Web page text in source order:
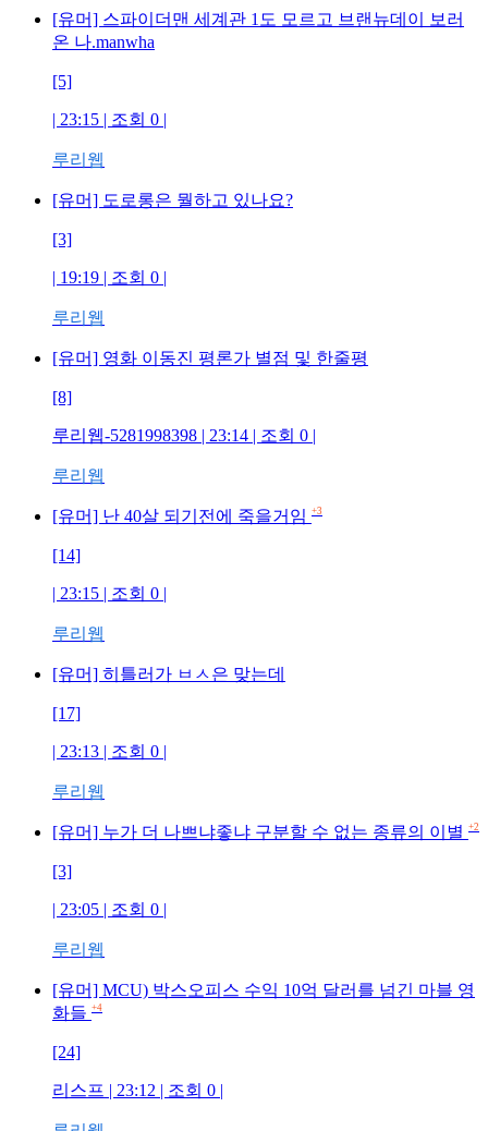
[유머] 스파이더맨 세계관 1도 모르고 브랜뉴데이 보러
온 나.manwha
[5]
| 23:15 | 조회 0 |
루리웹
[유머] 도로롱은 뭘하고 있나요?
[3]
| 19:19 | 조회 0 |
루리웹
[유머] 영화 이동진 평론가 별점 및 한줄평
[8]
루리웹-5281998398 | 23:14 | 조회 0 |
루리웹
[유머] 난 40살 되기전에 죽을거임 +3
[14]
| 23:15 | 조회 0 |
루리웹
[유머] 히틀러가 ㅂㅅ은 맞는데
[17]
| 23:13 | 조회 0 |
루리웹
[유머] 누가 더 나쁘냐좋냐 구분할 수 없는 종류의 이별 +2
[3]
| 23:05 | 조회 0 |
루리웹
[유머] MCU) 박스오피스 수익 10억 달러를 넘긴 마블 영
화들 +4
[24]
리스프 | 23:12 | 조회 0 |